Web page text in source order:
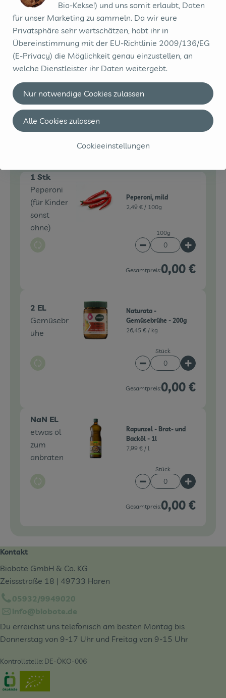
200 g
Tomaten
mark
byodo - Tomatenmark
in der Tube - 200g
13,95 € /kg
Artikelanzahl
Du hast sicher:
1 Stk
Peperoni
(für Kinder
sonst
ohne)
Auswahl ändern
Peperoni, mild
2,49 € / 100g
100g
Artikelanzahl
Gesamtpreis:0,00 €
2 EL
Gemüsebr
ühe
Auswahl ändern
Naturata -
Gemüsebrühe - 200g
26,45 € / kg
Stück
Artikelanzahl
Gesamtpreis:0,00 €
NaN EL
etwas öl
zum
anbraten
Auswahl ändern
Rapunzel - Brat- und
Backöl - 1l
7,99 € / l
Stück
Artikelanzahl
Gesamtpreis:0,00 €
Kontakt
Biobote GmbH & Co. KG
Zeissstraße 18 | 49733 Haren
05932/9949020
info@biobote.de
Du erreichst uns telefonisch am besten Montag bis
Donnerstag von 9-17 Uhr und Freitag von 9-15 Uhr
Kontrollstelle: DE-ÖKO-006
Externer Link zu https://www.oekokiste.de/
Bio-Kekse!) und uns somit erlaubt, Daten
für unser Marketing zu sammeln. Da wir eure
Privatsphäre sehr wertschätzen, habt ihr in
Übereinstimmung mit der EU-Richtlinie 2009/136/EG
(E-Privacy) die Möglichkeit genau einzustellen, an
welche Dienstleister ihr Daten weitergebt.
Cookieeinstellungen
Nur notwendige Cookies zulassen
Alle Cookies zulassen